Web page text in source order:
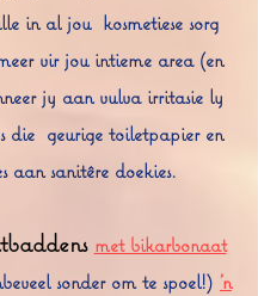
in al jou kosmetiese sorg
vir jou intieme area (en
jy aan vulva irritasie ly
die geurige toiletpapier en
aan sanitêre doekies.
met bikarbonaat
sonder om te spoel!) 'n